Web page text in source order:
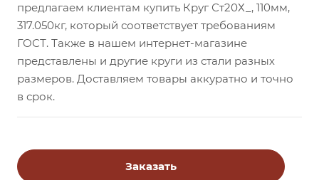
предлагаем клиентам купить Круг Ст20Х_, 110мм,
317.050кг, который соответствует требованиям
ГОСТ. Также в нашем интернет-магазине
представлены и другие круги из стали разных
размеров. Доставляем товары аккуратно и точно
в срок.
Заказать